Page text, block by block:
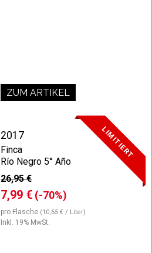
ZUM ARTIKEL
LIMITIERT
2017
Finca
Río Negro 5° Año
26,95 €
7,99 € (-70%)
pro Flasche (10,65 € / Liter)
Inkl. 19% MwSt.